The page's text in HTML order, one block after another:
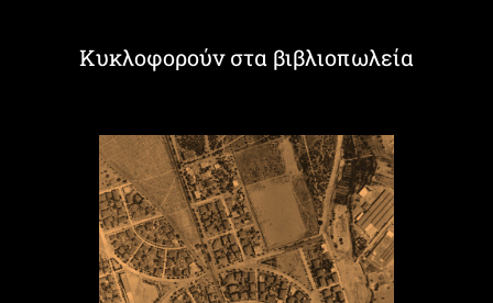
Κυκλοφορούν στα βιβλιοπωλεία